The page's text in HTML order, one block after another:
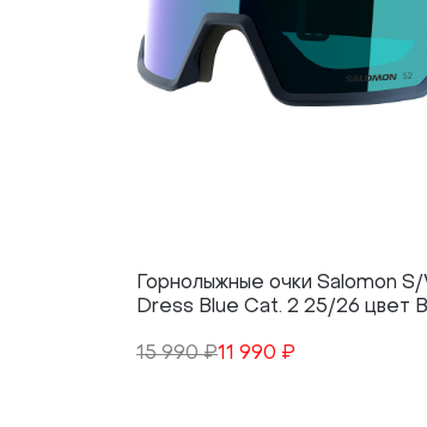
Горнолыжные очки Salomon
Dress Blue Cat. 2 25/26 цвет
15 990 ₽11 990 ₽